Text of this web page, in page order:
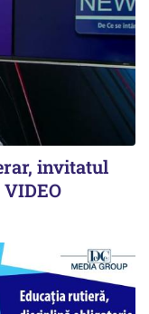
invitatul